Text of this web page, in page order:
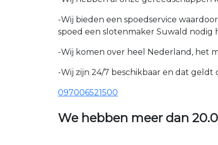
-Wij bieden een spoedservice
spoed een slotenmaker Suwald nodig
-Wij komen over heel Nederland, het
-Wij zijn 24/7 beschikbaar en dat
097006521500
We hebben meer dan